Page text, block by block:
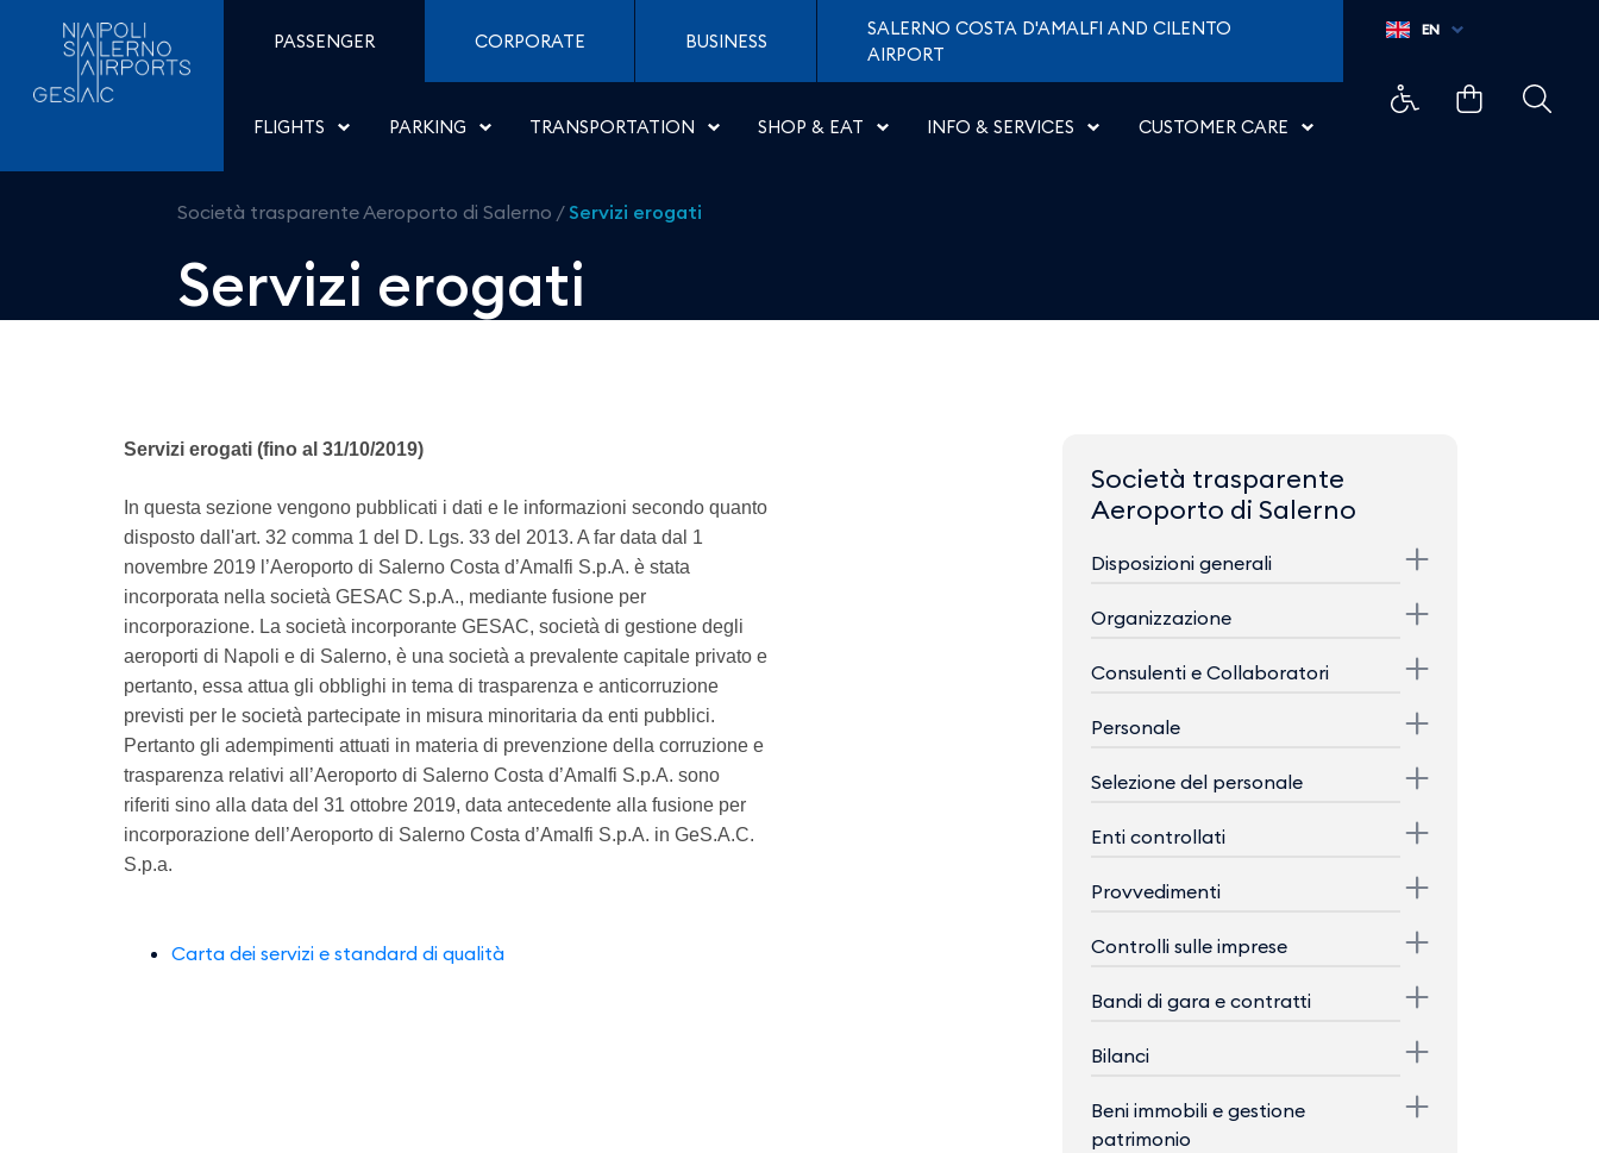
Skip to Content
Servizi erogati - Aeroporti di Napoli
PASSENGER CORPORATE BUSINESS
SALERNO COSTA D'AMALFI AND CILENTO
AIRPORT
FLIGHTS PARKING TRANSPORTATION SHOP & EAT INFO & SERVICES CUSTOMER CARE
EN
Società trasparente Aeroporto di Salerno / Servizi erogati
Servizi erogati
Servizi erogati (fino al 31/10/2019)
In questa sezione vengono pubblicati i dati e le informazioni secondo quanto
disposto dall'art. 32 comma 1 del D. Lgs. 33 del 2013. A far data dal 1
novembre 2019 l’Aeroporto di Salerno Costa d’Amalfi S.p.A. è stata
incorporata nella società GESAC S.p.A., mediante fusione per
incorporazione. La società incorporante GESAC, società di gestione degli
aeroporti di Napoli e di Salerno, è una società a prevalente capitale privato e
pertanto, essa attua gli obblighi in tema di trasparenza e anticorruzione
previsti per le società partecipate in misura minoritaria da enti pubblici.
Pertanto gli adempimenti attuati in materia di prevenzione della corruzione e
trasparenza relativi all’Aeroporto di Salerno Costa d’Amalfi S.p.A. sono
riferiti sino alla data del 31 ottobre 2019, data antecedente alla fusione per
incorporazione dell’Aeroporto di Salerno Costa d’Amalfi S.p.A. in GeS.A.C.
S.p.a.
Carta dei servizi e standard di qualità
Società trasparente
Aeroporto di Salerno
Disposizioni generali
Organizzazione
Consulenti e Collaboratori
Personale
Selezione del personale
Enti controllati
Provvedimenti
Controlli sulle imprese
Bandi di gara e contratti
Bilanci
Beni immobili e gestione
patrimonio